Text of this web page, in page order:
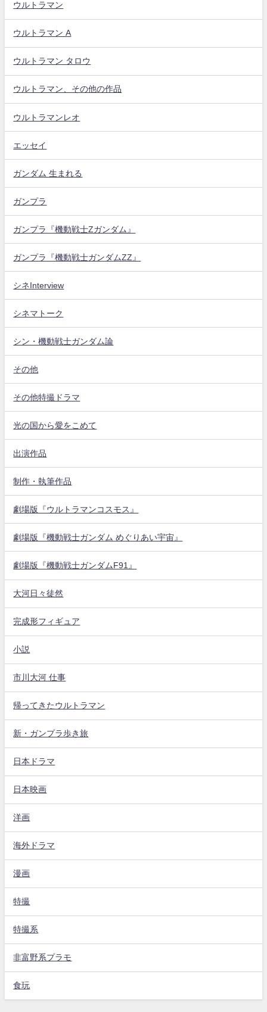
ウルトラマン
ウルトラマン A
ウルトラマン タロウ
ウルトラマン、その他の作品
ウルトラマンレオ
エッセイ
ガンダム 生まれる
ガンプラ
ガンプラ『機動戦士Zガンダム』
ガンプラ『機動戦士ガンダムZZ』
シネInterview
シネマトーク
シン・機動戦士ガンダム論
その他
その他特撮ドラマ
光の国から愛をこめて
出演作品
制作・執筆作品
劇場版『ウルトラマンコスモス』
劇場版『機動戦士ガンダム めぐりあい宇宙』
劇場版『機動戦士ガンダムF91』
大河日々徒然
完成形フィギュア
小説
市川大河 仕事
帰ってきたウルトラマン
新・ガンプラ歩き旅
日本ドラマ
日本映画
洋画
海外ドラマ
漫画
特撮
特撮系
非富野系プラモ
食玩